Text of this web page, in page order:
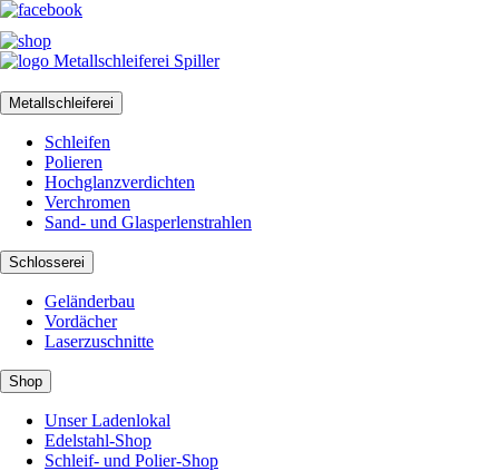
Metallschleiferei
Schleifen
Polieren
Hochglanzverdichten
Verchromen
Sand- und Glasperlenstrahlen
Schlosserei
Geländerbau
Vordächer
Laserzuschnitte
Shop
Unser Ladenlokal
Edelstahl-Shop
Schleif- und Polier-Shop